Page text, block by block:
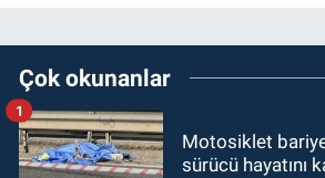
Çok okunanlar
Motosiklet
sürücü hayatını
1